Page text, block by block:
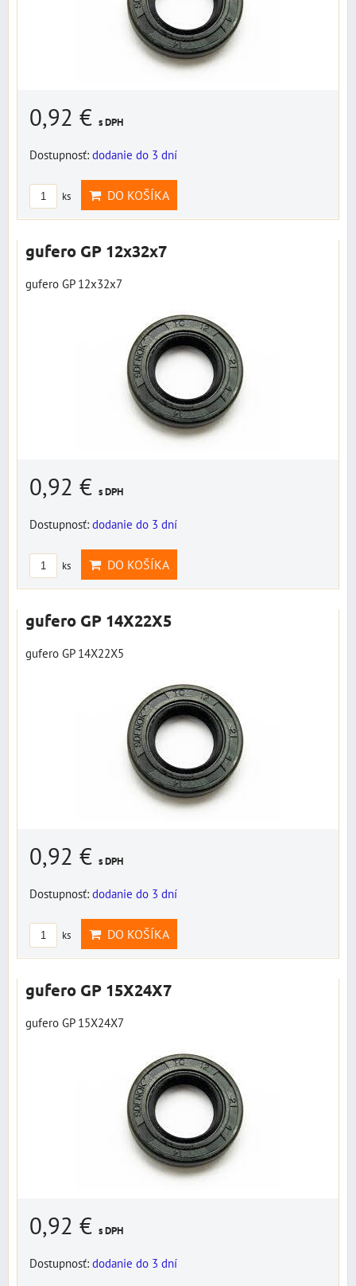
0,92 € s DPH
Dostupnosť: dodanie do 3 dní
ks DO KOŠÍKA
gufero GP 12x32x7
gufero GP 12x32x7
0,92 € s DPH
Dostupnosť: dodanie do 3 dní
ks DO KOŠÍKA
gufero GP 14X22X5
gufero GP 14X22X5
0,92 € s DPH
Dostupnosť: dodanie do 3 dní
ks DO KOŠÍKA
gufero GP 15X24X7
gufero GP 15X24X7
0,92 € s DPH
Dostupnosť: dodanie do 3 dní